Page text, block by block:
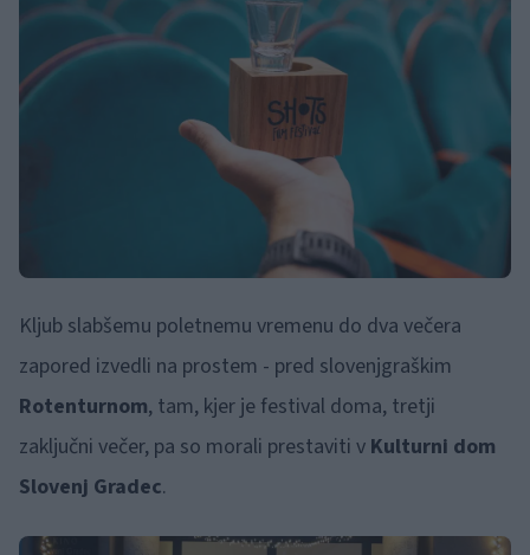
Kljub slabšemu poletnemu vremenu do dva večera
zapored izvedli na prostem - pred slovenjgraškim
Rotenturnom, tam, kjer je festival doma, tretji
zaključni večer, pa so morali prestaviti v Kulturni dom
Slovenj Gradec.